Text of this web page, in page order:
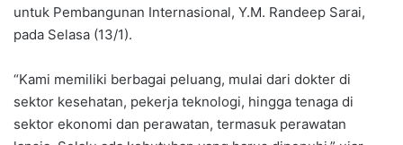
untuk Pembangunan Internasional, Y.M. Randeep Sarai,
pada Selasa (13/1).
“Kami memiliki berbagai peluang, mulai dari dokter di
sektor kesehatan, pekerja teknologi, hingga tenaga di
sektor ekonomi dan perawatan, termasuk perawatan